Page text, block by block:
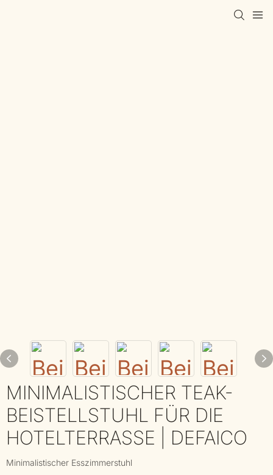
MINIMALISTISCHER TEAK-
BEISTELLSTUHL FÜR DIE
HOTELTERRASSE | DEFAICO
Minimalistischer Esszimmerstuhl